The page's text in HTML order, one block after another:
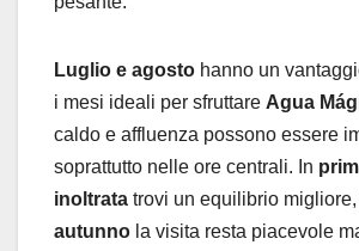
Luglio e agosto hanno un
i mesi ideali per sfruttare Agua
caldo e affluenza possono essere
soprattutto nelle ore centrali. In
inoltrata trovi un equilibrio
autunno la visita resta piacevole